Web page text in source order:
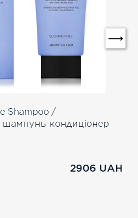
Shampoo /
кондиціонер
2906 UAH